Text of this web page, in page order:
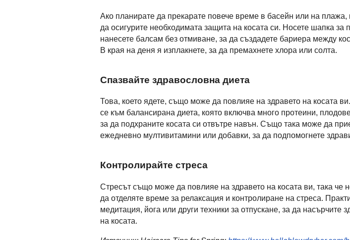
Ако планирате да прекарате повече време в басейн или на плажа,
да осигурите необходимата защита на косата си. Носете шапка за
нанесете балсам без отмиване, за да създадете бариера между
В края на деня я изплакнете, за да премахнете хлора или солта.
Спазвайте здравословна диета
Това, което ядете, също може да повлияе на здравето на косата
се към балансирана диета, която включва много протеини,
за да подхраните косата си отвътре навън. Също така може да
ежедневно мултивитамини или добавки, за да подпомогнете
Контролирайте стреса
Стресът също може да повлияе на здравето на косата ви, така че
да отделяте време за релаксация и контролиране на стреса.
медитация, йога или други техники за отпускане, за да насърчите
на косата.